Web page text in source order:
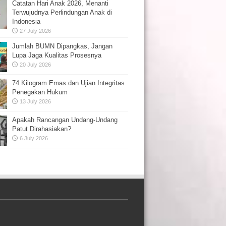
Catatan Hari Anak 2026, Menanti
Terwujudnya Perlindungan Anak di
Indonesia
27 July 2026
Jumlah BUMN Dipangkas, Jangan
Lupa Jaga Kualitas Prosesnya
20 July 2026
74 Kilogram Emas dan Ujian Integritas
Penegakan Hukum
13 July 2026
Apakah Rancangan Undang-Undang
Patut Dirahasiakan?
6 July 2026